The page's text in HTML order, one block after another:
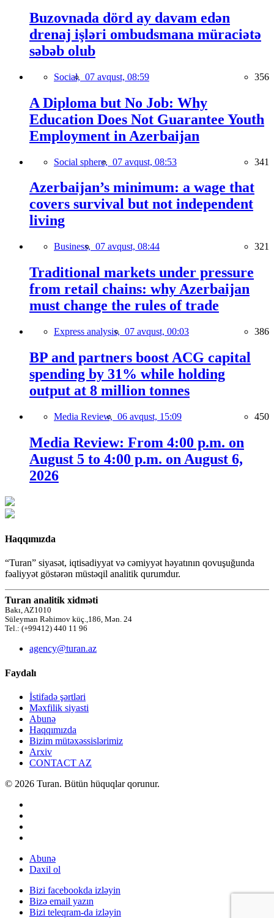
Buzovnada dörd ay davam edən
drenaj işləri ombudsmana müraciətə
səbəb olub
Social, 07 avqust, 08:59 356
A Diploma but No Job: Why
Education Does Not Guarantee Youth
Employment in Azerbaijan
Social sphere, 07 avqust, 08:53 341
Azerbaijan’s minimum: a wage that
covers survival but not independent
living
Business, 07 avqust, 08:44 321
Traditional markets under pressure
from retail chains: why Azerbaijan
must change the rules of trade
Express analysis, 07 avqust, 00:03 386
BP and partners boost ACG capital
spending by 31% while holding
output at 8 million tonnes
Media Review, 06 avqust, 15:09 450
Media Review: From 4:00 p.m. on
August 5 to 4:00 p.m. on August 6,
2026
Haqqımızda
“Turan” siyasət, iqtisadiyyat və cəmiyyət həyatının qovuşuğunda
fəaliyyət göstərən müstəqil analitik qurumdur.
Turan analitik xidməti
Bakı, AZ1010
Süleyman Rəhimov küç.,186, Mən. 24
Tel.: (+99412) 440 11 96
agency@turan.az
Faydalı
İstifadə şərtləri
Məxfilik siyasti
Abunə
Haqqımızda
Bizim mütəxəssislərimiz
Arxiv
CONTACT AZ
© 2026 Turan. Bütün hüquqlar qorunur.
Abunə
Daxil ol
Bizi facebookda izləyin
Bizə email yazın
Bizi teleqram-da izləyin